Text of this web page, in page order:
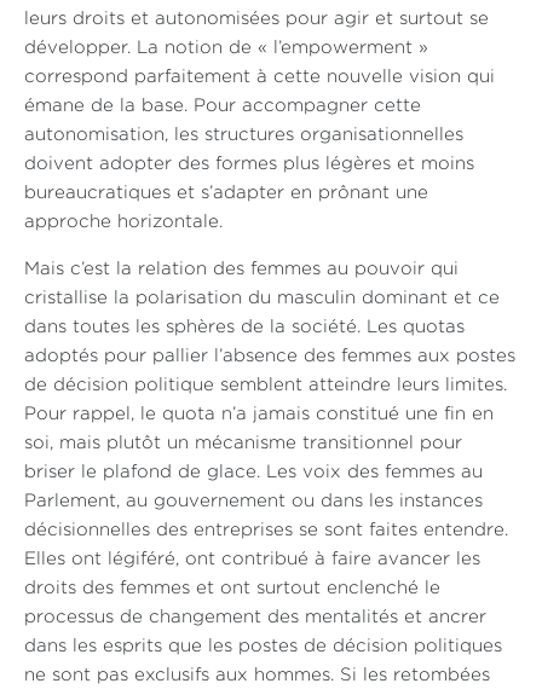
leurs droits et autonomisées pour agir et surtout se
développer. La notion de « l’empowerment »
correspond parfaitement à cette nouvelle vision qui
émane de la base. Pour accompagner cette
autonomisation, les structures organisationnelles
doivent adopter des formes plus légères et moins
bureaucratiques et s’adapter en prônant une
approche horizontale.
Mais c’est la relation des femmes au pouvoir qui
cristallise la polarisation du masculin dominant et ce
dans toutes les sphères de la société. Les quotas
adoptés pour pallier l’absence des femmes aux postes
de décision politique semblent atteindre leurs limites.
Pour rappel, le quota n’a jamais constitué une fin en
soi, mais plutôt un mécanisme transitionnel pour
briser le plafond de glace. Les voix des femmes au
Parlement, au gouvernement ou dans les instances
décisionnelles des entreprises se sont faites entendre.
Elles ont légiféré, ont contribué à faire avancer les
droits des femmes et ont surtout enclenché le
processus de changement des mentalités et ancrer
dans les esprits que les postes de décision politiques
ne sont pas exclusifs aux hommes. Si les retombées